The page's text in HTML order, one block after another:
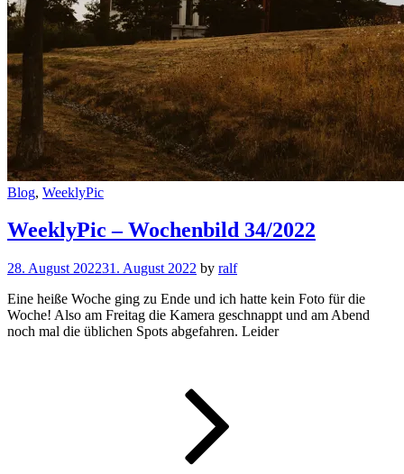
Cat
Blog, WeeklyPic
WeeklyPic – Wochenbild 34/2022
28. August 202231. August 2022 by ralf
Eine heiße Woche ging zu Ende und ich hatte kein Foto für die
Woche! Also am Freitag die Kamera geschnappt und am Abend
noch mal die üblichen Spots abgefahren. Leider